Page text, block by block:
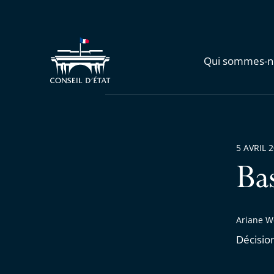
Qui sommes-
Ariane
5 AVRIL